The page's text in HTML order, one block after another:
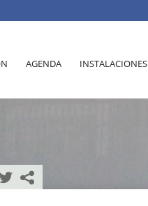
AGENDA INSTALACIONES